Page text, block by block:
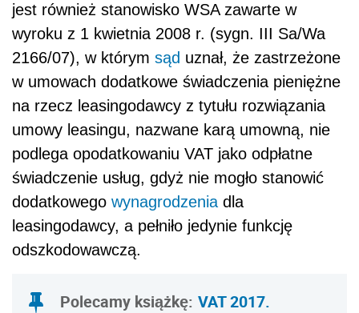
jest również stanowisko WSA zawarte w
wyroku z 1 kwietnia 2008 r. (sygn. III Sa/Wa
2166/07), w którym sąd uznał, że zastrzeżone
w umowach dodatkowe świadczenia pieniężne
na rzecz leasingodawcy z tytułu rozwiązania
umowy leasingu, nazwane karą umowną, nie
podlega opodatkowaniu VAT jako odpłatne
świadczenie usług, gdyż nie mogło stanowić
dodatkowego wynagrodzenia dla
leasingodawcy, a pełniło jedynie funkcję
odszkodowawczą.
Polecamy książkę: VAT 2017.